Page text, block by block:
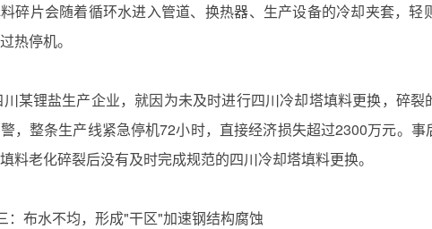
碎片会随着循环水进入管道、换热器、生产设备的冷却夹套，
热停机。
某锂盐生产企业，就因为未及时进行‌四川冷却塔填料更换‌，碎
，整条生产线紧急停机72小时，直接经济损失超过2300万元。
料老化碎裂后没有及时完成规范的‌四川冷却塔填料更换‌。
：布水不均，形成"干区"加速钢结构腐蚀